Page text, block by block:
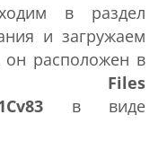
в раздел
и загружаем
он расположен в
Files
в виде